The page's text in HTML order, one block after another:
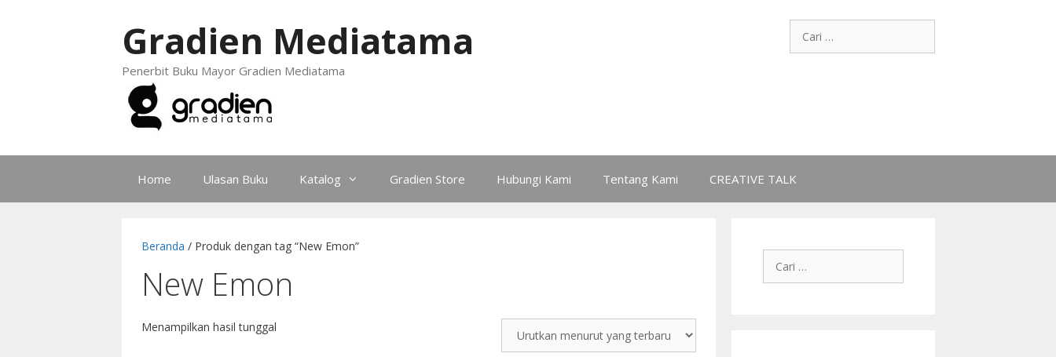
Gradien Mediatama
Penerbit Buku Mayor Gradien Mediatama
Home Ulasan Buku Katalog Gradien Store Hubungi Kami Tentang Kami CREATIVE TALK
Beranda / Produk dengan tag “New Emon”
New Emon
Menampilkan hasil tunggal